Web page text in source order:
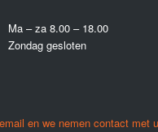
Ma – za 8.00 – 18.00
Zondag gesloten
en we nemen contact met